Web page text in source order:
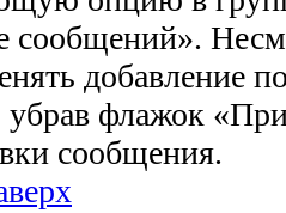
сообщений».
добавление
флажок
сообщения.